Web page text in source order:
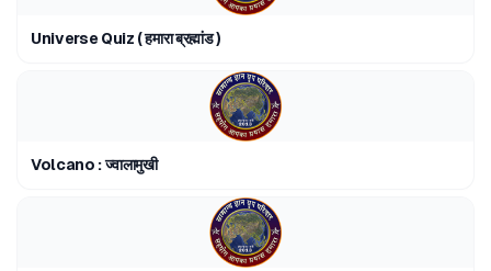
Universe Quiz ( हमारा ब्रह्मांड )
Volcano : ज्वालामुखी